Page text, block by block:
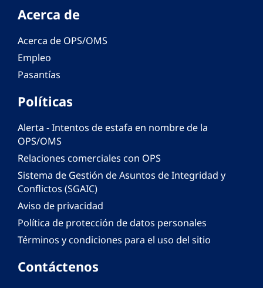
Acerca de
Acerca de OPS/OMS
Empleo
Pasantías
Políticas
Alerta - Intentos de estafa en nombre de la
OPS/OMS
Relaciones comerciales con OPS
Sistema de Gestión de Asuntos de Integridad y
Conflictos (SGAIC)
Aviso de privacidad
Política de protección de datos personales
Términos y condiciones para el uso del sitio
Contáctenos